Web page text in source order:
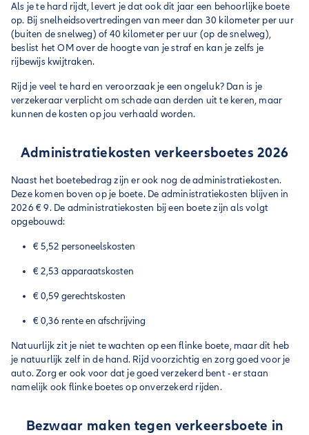
Als je te hard rijdt, levert je dat ook dit jaar een behoorlijke boete
op. Bij snelheidsovertredingen van meer dan 30 kilometer per uur
(buiten de snelweg) of 40 kilometer per uur (op de snelweg),
beslist het OM over de hoogte van je straf en kan je zelfs je
rijbewijs kwijtraken.
Rijd je veel te hard en veroorzaak je een ongeluk? Dan is je
verzekeraar verplicht om schade aan derden uit te keren, maar
kunnen de kosten op jou verhaald worden.
Administratiekosten verkeersboetes 2026
Naast het boetebedrag zijn er ook nog de administratiekosten.
Deze komen boven op je boete. De administratiekosten blijven in
2026 € 9. De administratiekosten bij een boete zijn als volgt
opgebouwd:
€ 5,52 personeelskosten
€ 2,53 apparaatskosten
€ 0,59 gerechtskosten
€ 0,36 rente en afschrijving
Natuurlijk zit je niet te wachten op een flinke boete, maar dit heb
je natuurlijk zelf in de hand. Rijd voorzichtig en zorg goed voor je
auto. Zorg er ook voor dat je goed verzekerd bent - er staan
namelijk ook flinke boetes op onverzekerd rijden.
Bezwaar maken tegen verkeersboete in